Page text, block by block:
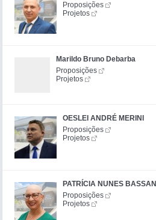
Proposições
Projetos
Marildo Bruno Debarba
Proposições
Projetos
OESLEI ANDRÉ MERINI
Proposições
Projetos
PATRÍCIA NUNES BASSANI
Proposições
Projetos